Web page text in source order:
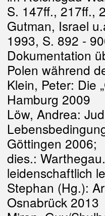
S. 147ff., 217ff.,
Gutman, Israel
1993, S. 892 -
Dokumentation
Polen während
Klein, Peter: Die
Hamburg 2009
Löw, Andrea:
Göttingen 2006;
dies.:
leidenschaftlich
Stephan (Hg.):
Osnabrück 2013